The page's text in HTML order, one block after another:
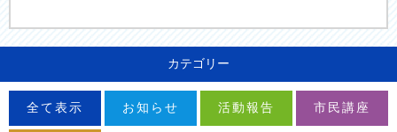
カテゴリー
全て表示 お知らせ 活動報告 市民講座